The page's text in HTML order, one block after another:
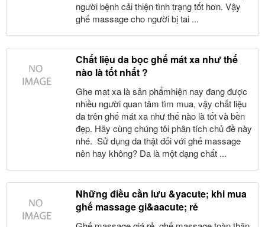
người bệnh cải thiện tình trạng tốt hơn. Vậy
ghế massage cho người bị tai ...
Chất liệu da bọc ghế mát xa như thế
nào là tốt nhất ?
Ghe mat xa là sản phẩmhiện nay đang được
nhiều người quan tâm tìm mua, vậy chất liệu
da trên ghế mát xa như thế nào là tốt và bền
đẹp. Hãy cùng chúng tôi phân tích chủ đề này
nhé. Sử dụng da thật đối với ghế massage
nên hay không? Da là một dạng chất ...
Những điều cần lưu &yacute; khi mua
ghế massage gi&aacute; rẻ